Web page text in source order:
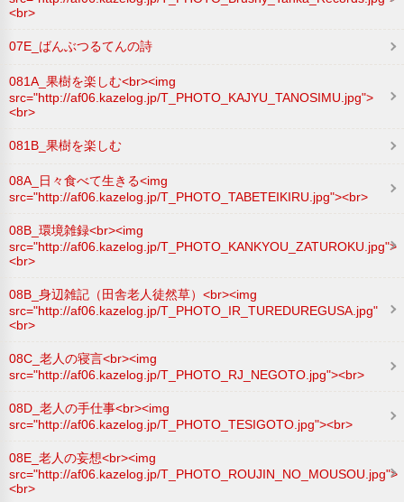
<br>
07E_ばんぶつるてんの詩
081A_果樹を楽しむ<br><img
src="http://af06.kazelog.jp/T_PHOTO_KAJYU_TANOSIMU.jpg">
<br>
081B_果樹を楽しむ
08A_日々食べて生きる<img
src="http://af06.kazelog.jp/T_PHOTO_TABETEIKIRU.jpg"><br>
08B_環境雑録<br><img
src="http://af06.kazelog.jp/T_PHOTO_KANKYOU_ZATUROKU.jpg">
<br>
08B_身辺雑記（田舎老人徒然草）<br><img
src="http://af06.kazelog.jp/T_PHOTO_IR_TUREDUREGUSA.jpg"
<br>
08C_老人の寝言<br><img
src="http://af06.kazelog.jp/T_PHOTO_RJ_NEGOTO.jpg"><br>
08D_老人の手仕事<br><img
src="http://af06.kazelog.jp/T_PHOTO_TESIGOTO.jpg"><br>
08E_老人の妄想<br><img
src="http://af06.kazelog.jp/T_PHOTO_ROUJIN_NO_MOUSOU.jpg">
<br>